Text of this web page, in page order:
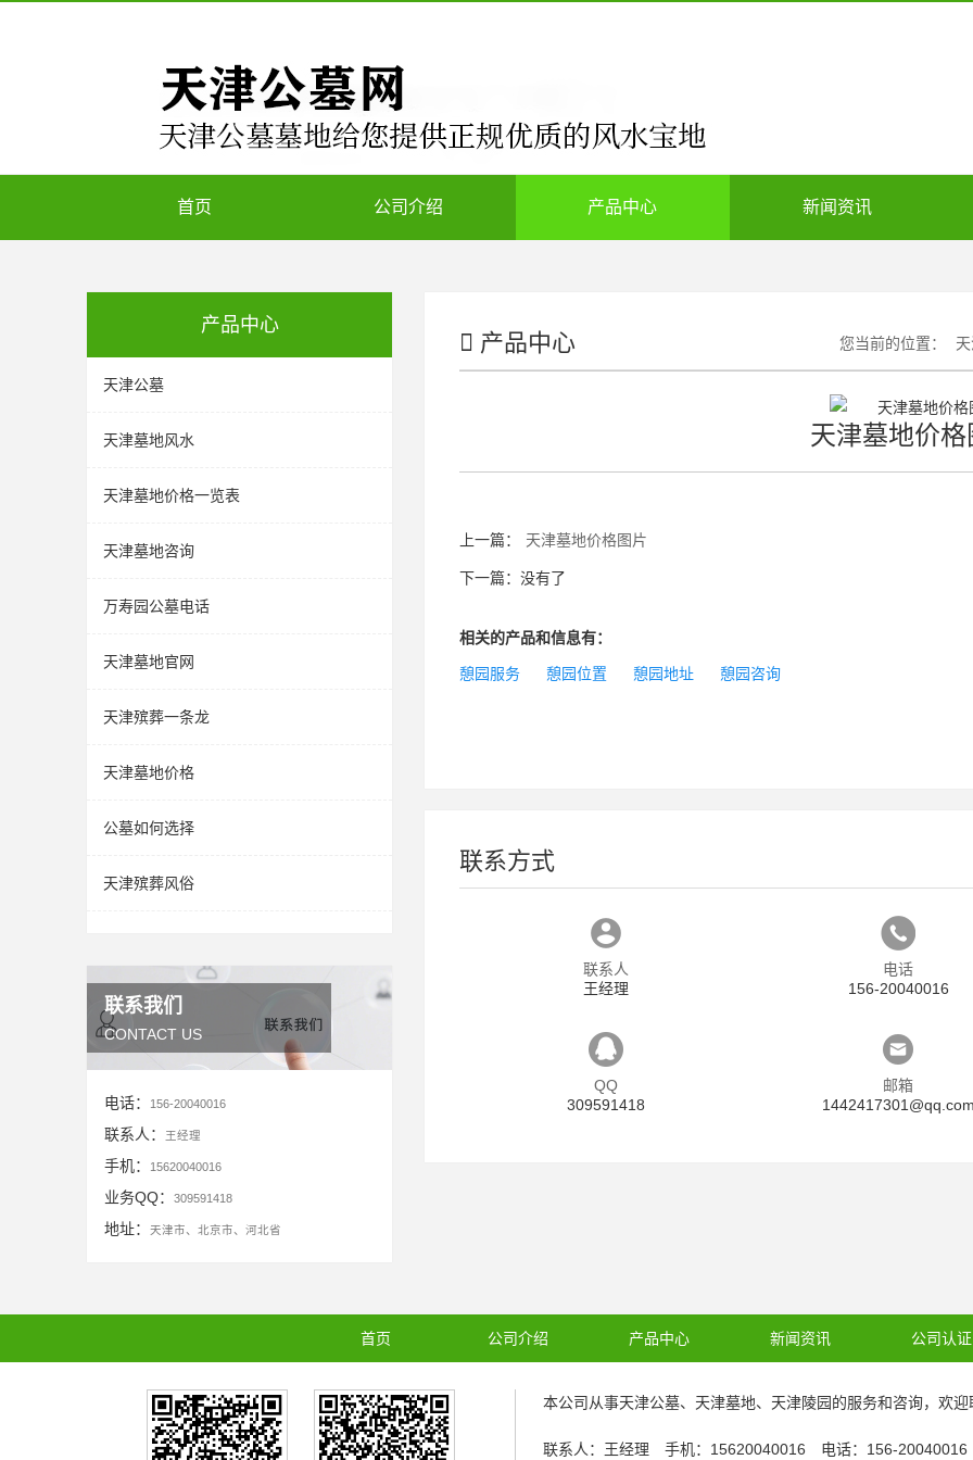
首页 公司介绍 产品中心 新闻资讯
产品中心
天津公墓
天津墓地风水
天津墓地价格一览表
天津墓地咨询
万寿园公墓电话
天津墓地官网
天津殡葬一条龙
天津墓地价格
公墓如何选择
天津殡葬风俗
联系我们
CONTACT US
电话： 156-20040016
联系人： 王经理
手机： 15620040016
业务QQ： 309591418
地址： 天津市、北京市、河北省
产品中心 您当前的位置：
天津墓地价格
上一篇： 天津墓地价格图片
下一篇：没有了
相关的产品和信息有：
憩园服务 憩园位置 憩园地址 憩园咨询
联系方式
联系人
王经理
电话
156-20040016
QQ
309591418
邮箱
首页 公司介绍 产品中心 新闻资讯 公司认证
本公司从事天津公墓、 天津墓地、 天津陵园的服务和咨询，欢
联系人：王经理 手机：15620040016 电话：156-